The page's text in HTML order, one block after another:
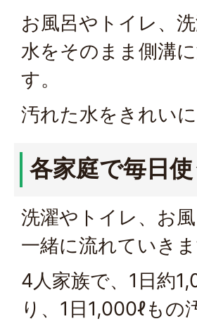
お風呂やトイレ、
水をそのまま側溝
す。
汚れた水をきれい
各家庭で毎日
洗濯やトイレ、お
一緒に流れていきま
4人家族で、1日約
り、1日1,000ℓも